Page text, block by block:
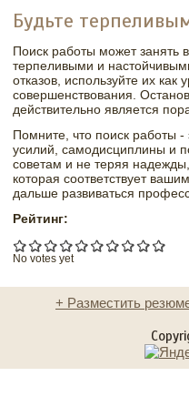
Будьте
Поиск работы может занять
терпеливыми и
отказов, используйте их как
совершенствования.
действительно является
Помните, что поиск работы -
усилий, самодисциплины и
советам и не теряя
которая соответствует
дальше развиваться
Рейтинг:
No votes yet
+ Разместить